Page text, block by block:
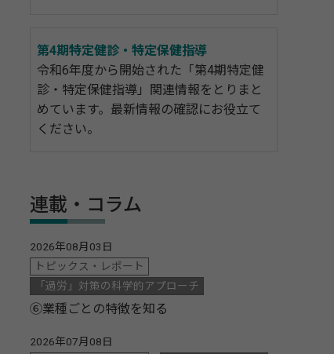
第4期特定健診・特定保健指導
令和6年度から開始された「第4期特定健
診・特定保健指導」関連情報をとりまと
めています。最新情報の確認にお役立て
ください。
連載・コラム
2026年08月03日
トピックス・レポート
「過労」対策の科学的アプローチ
⑥業種ごとの特徴を知る
2026年07月08日